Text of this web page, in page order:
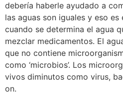
debería haberle ayudado a
las aguas son iguales y eso
cuando se determina el agua
mezclar medicamentos. El
que no contiene
como ‘microbios’. Los
vivos diminutos como virus,
on.